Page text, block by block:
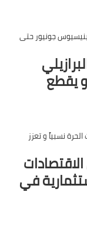
فينيسيوس جونيور حتى 2032 و يقطع
في